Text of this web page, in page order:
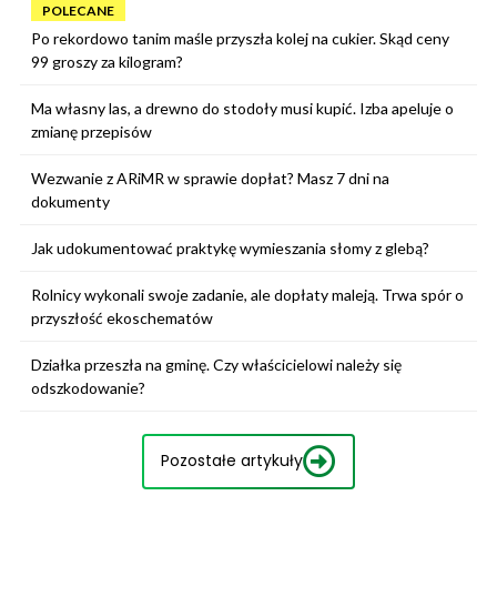
POLECANE
Po rekordowo tanim maśle przyszła kolej na cukier. Skąd ceny
99 groszy za kilogram?
Ma własny las, a drewno do stodoły musi kupić. Izba apeluje o
zmianę przepisów
Wezwanie z ARiMR w sprawie dopłat? Masz 7 dni na
dokumenty
Jak udokumentować praktykę wymieszania słomy z glebą?
Rolnicy wykonali swoje zadanie, ale dopłaty maleją. Trwa spór o
przyszłość ekoschematów
Działka przeszła na gminę. Czy właścicielowi należy się
odszkodowanie?
Pozostałe artykuły